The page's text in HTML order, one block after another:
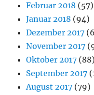
Februar 2018 (57)
Januar 2018 (94)
Dezember 2017
November 2017
Oktober 2017 (88)
September 2017
August 2017 (79)